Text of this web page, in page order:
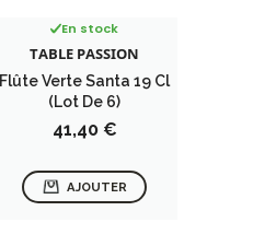
En stock
TABLE PASSION
Flûte Verte Santa 19 Cl
(lot De 6)
Prix
41,40 €
AJOUTER